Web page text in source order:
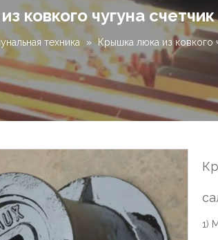
ковкого чугуна
техника » Крышка люка из ковкого
1)